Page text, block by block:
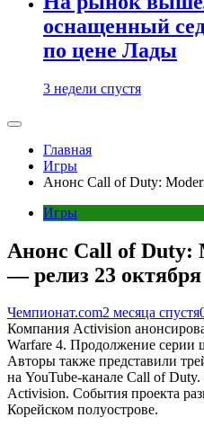
оснащенный
по цене Лады
3 недели спустя
Главная
Игры
Анонс Call of Duty:
Игры
Анонс Call of Duty:
— релиз 23 октября
Чемпионат.com2 месяца спустя
Компания Activision
Warfare 4. Продолжение серии
Авторы также представили
на YouTube-канале Call of
Activision. События проекта
Корейском полуострове.